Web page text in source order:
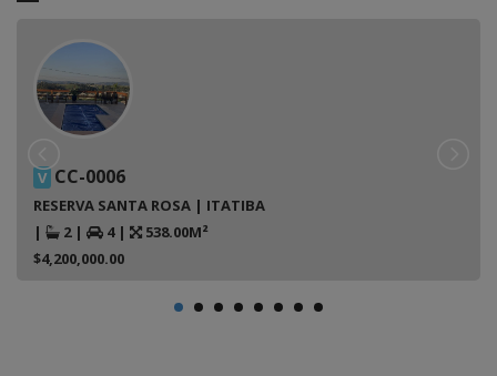
V CC-0006
RESERVA SANTA ROSA | ITATIBA
|
2 | 4 |
538.00M²
$4,200,000.00